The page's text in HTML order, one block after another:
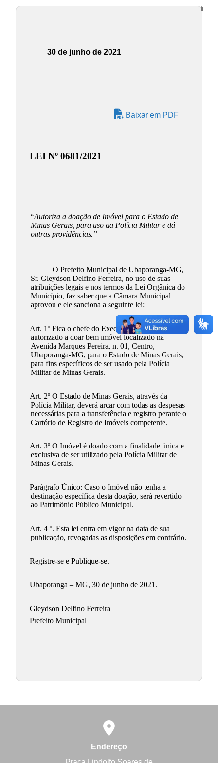
30 de junho de 2021
Baixar em PDF
LEI Nº 0681/2021
“Autoriza a doação de Imóvel para o Estado de
Minas Gerais, para uso da Polícia Militar e dá
outras providências.”
O Prefeito Municipal de Ubaporanga-MG,
Sr. Gleydson Delfino Ferreira, no uso de suas
atribuições legais e nos termos da Lei Orgânica do
Município, faz saber que a Câmara Municipal
aprovou e ele sanciona a seguinte lei:
Art. 1º Fica o chefe do Executivo Municipal
autorizado a doar bem imóvel localizado na
Avenida Marques Pereira, n. 01, Centro,
Ubaporanga-MG, para o Estado de Minas Gerais,
para fins específicos de ser usado pela Polícia
Militar de Minas Gerais.
Art. 2º O Estado de Minas Gerais, através da
Polícia Militar, deverá arcar com todas as despesas
necessárias para a transferência e registro perante o
Cartório de Registro de Imóveis competente.
Art. 3º O Imóvel é doado com a finalidade única e
exclusiva de ser utilizado pela Polícia Militar de
Minas Gerais.
Parágrafo Único: Caso o Imóvel não tenha a
destinação específica desta doação, será revertido
ao Patrimônio Público Municipal.
Art. 4 º. Esta lei entra em vigor na data de sua
publicação, revogadas as disposições em contrário.
Registre-se e Publique-se.
Ubaporanga – MG, 30 de junho de 2021.
Gleydson Delfino Ferreira
Prefeito Municipal
Endereço